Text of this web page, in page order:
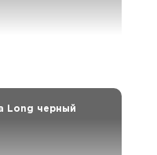
Long черный